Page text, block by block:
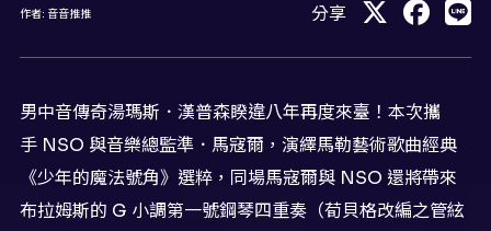
作者: 音音推推 分享
男中音傳奇湯瑪斯．漢普森睽違八年再度來臺！本次攜
手 NSO 與音樂總監準．馬寇爾，演繹馬勒藝術歌曲經典
《少年的魔法號角》選粹，同場馬寇爾與 NSO 還將帶來
布拉姆斯的 G 小調第一號鋼琴四重奏（荀貝格改編之管絃